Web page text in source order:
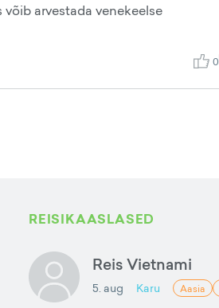
arvestada venekeelse
0
REISIKAASLASED
Reis Vietnami
5. aug Karu Aasia